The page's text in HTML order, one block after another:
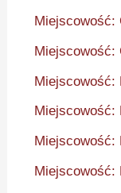
Miejscowość:
Miejscowość:
Miejscowość:
Miejscowość:
Miejscowość:
Miejscowość: